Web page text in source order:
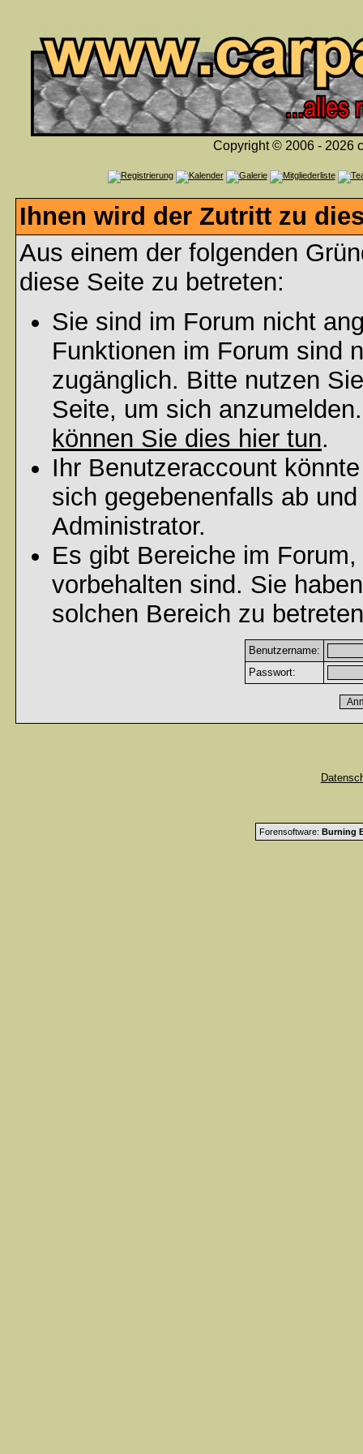
Copyright © 2006 - 2026
Ihnen wird der Zutritt zu
Aus einem der folgenden
diese Seite zu betreten:
Sie sind im Forum nicht
Funktionen im Forum sind
zugänglich. Bitte nutzen
Seite, um sich
können Sie dies hier tun.
Ihr Benutzeraccount
sich gegebenenfalls ab
Administrator.
Es gibt Bereiche im
vorbehalten sind. Sie
solchen Bereich zu
Benutzername:
Passwort:
Forensoftware: Burning